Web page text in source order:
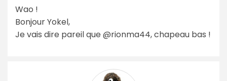
Wao !
Bonjour Yokel,
Je vais dire pareil que @rionma44, chapeau bas !